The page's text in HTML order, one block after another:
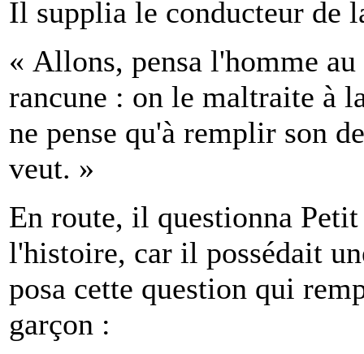
Il supplia le conducteur de
« Allons, pensa l'homme
rancune : on le maltraite à
ne pense qu'à remplir son
veut. »
En route, il questionna
l'histoire, car il possédait
posa cette question qui
garçon :